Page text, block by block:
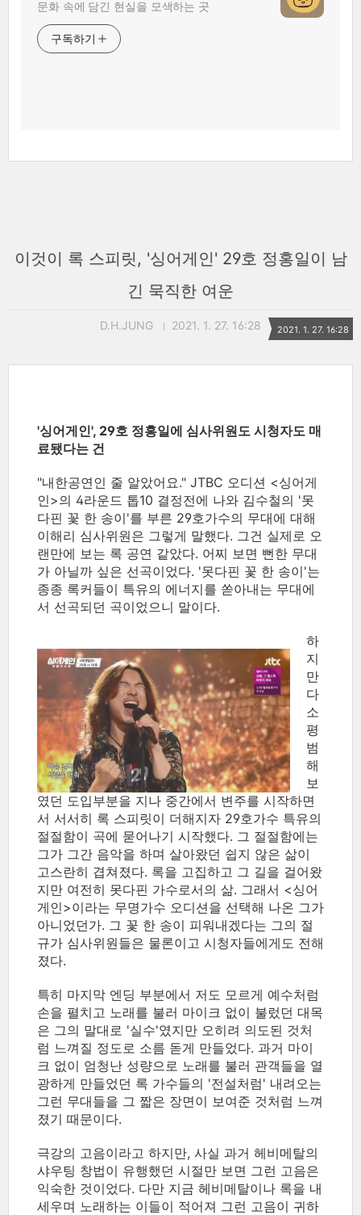
문화 속에 담긴 현실을 모색하는 곳
구독하기
이것이 록 스피릿, '싱어게인' 29호 정홍일이 남
긴 묵직한 여운
D.H.JUNG 2021. 1. 27. 16:28 2021. 1. 27. 16:28
'싱어게인', 29호 정홍일에 심사위원도 시청자도 매
료됐다는 건
"내한공연인 줄 알았어요." JTBC 오디션 <싱어게
인>의 4라운드 톱10 결정전에 나와 김수철의 '못
다핀 꽃 한 송이'를 부른 29호가수의 무대에 대해
이해리 심사위원은 그렇게 말했다. 그건 실제로 오
랜만에 보는 록 공연 같았다. 어찌 보면 뻔한 무대
가 아닐까 싶은 선곡이었다. '못다핀 꽃 한 송이'는
종종 록커들이 특유의 에너지를 쏟아내는 무대에
서 선곡되던 곡이었으니 말이다.
하
지
만
다
소
평
범
해
보
였던 도입부분을 지나 중간에서 변주를 시작하면
서 서서히 록 스피릿이 더해지자 29호가수 특유의
절절함이 곡에 묻어나기 시작했다. 그 절절함에는
그가 그간 음악을 하며 살아왔던 쉽지 않은 삶이
고스란히 겹쳐졌다. 록을 고집하고 그 길을 걸어왔
지만 여전히 못다핀 가수로서의 삶. 그래서 <싱어
게인>이라는 무명가수 오디션을 선택해 나온 그가
아니었던가. 그 꽃 한 송이 피워내겠다는 그의 절
규가 심사위원들은 물론이고 시청자들에게도 전해
졌다.
특히 마지막 엔딩 부분에서 저도 모르게 예수처럼
손을 펼치고 노래를 불러 마이크 없이 불렀던 대목
은 그의 말대로 '실수'였지만 오히려 의도된 것처
럼 느껴질 정도로 소름 돋게 만들었다. 과거 마이
크 없이 엄청난 성량으로 노래를 불러 관객들을 열
광하게 만들었던 록 가수들의 '전설처럼' 내려오는
그런 무대들을 그 짧은 장면이 보여준 것처럼 느껴
졌기 때문이다.
극강의 고음이라고 하지만, 사실 과거 헤비메탈의
샤우팅 창법이 유행했던 시절만 보면 그런 고음은
익숙한 것이었다. 다만 지금 헤비메탈이나 록을 내
세우며 노래하는 이들이 적어져 그런 고음이 귀하